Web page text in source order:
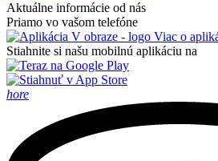
Aktuálne informácie od nás
Priamo vo vašom telefóne
Viac o
Stiahnite si našu mobilnú aplikáciu na
hore